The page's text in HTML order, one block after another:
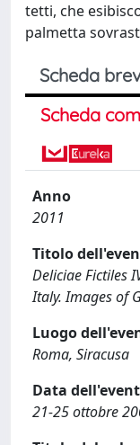
tetti, che
palmetta
Scheda
Scheda
Anno
2011
Titolo
Deliciae Fictiles
Italy. Images of
Luogo
Roma, Siracusa
Data
21-25 ottobre